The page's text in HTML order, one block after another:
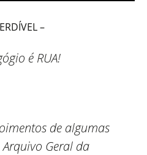
–
é RUA!
de algumas
Geral da